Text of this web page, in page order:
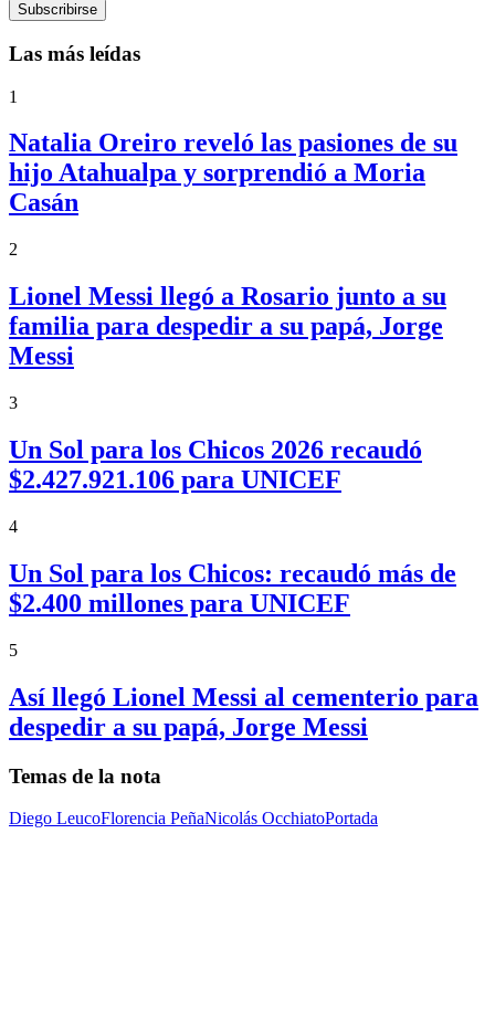
Subscribirse
Las más leídas
1
Natalia Oreiro reveló las pasiones de su
hijo Atahualpa y sorprendió a Moria
Casán
2
Lionel Messi llegó a Rosario junto a su
familia para despedir a su papá, Jorge
Messi
3
Un Sol para los Chicos 2026 recaudó
$2.427.921.106 para UNICEF
4
Un Sol para los Chicos: recaudó más de
$2.400 millones para UNICEF
5
Así llegó Lionel Messi al cementerio para
despedir a su papá, Jorge Messi
Temas de la nota
Diego LeucoFlorencia PeñaNicolás OcchiatoPortada